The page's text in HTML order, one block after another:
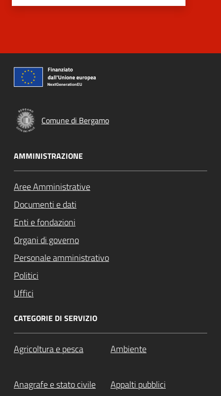
Comune di Bergamo
AMMINISTRAZIONE
Aree Amministrative
Documenti e dati
Enti e fondazioni
Organi di governo
Personale amministrativo
Politici
Uffici
CATEGORIE DI SERVIZIO
Agricoltura e pesca Ambiente
Anagrafe e stato civile Appalti pubblici